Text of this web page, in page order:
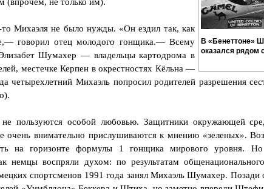
В «Бенеттоне»
оказался рядом
Михаэля не было нужды. «Он ездил так, как
говорил отец молодого гонщика.— Всему
Шумахер — владельцы картодрома в
местечке Керпен в окрестностях Кёльна —
четырехлетний Михаэль попросил родителей разрешения
пользуются особой любовью. Защитники окружающей
очень внимательно прислушиваются к мнению «зеленых».
на горизонте формулы 1 гонщика мирового уровня. Но
немцы воспряли духом: по результатам
спортсменов 1991 года занял Михаэль Шумахер. Позади